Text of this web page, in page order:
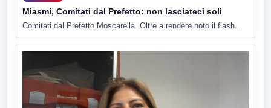
Miasmi, Comitati dal Prefetto: non lasciateci soli
Comitati dal Prefetto Moscarella. Oltre a rendere noto il flash...